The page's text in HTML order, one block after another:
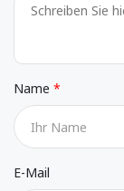
Name
E-Mail